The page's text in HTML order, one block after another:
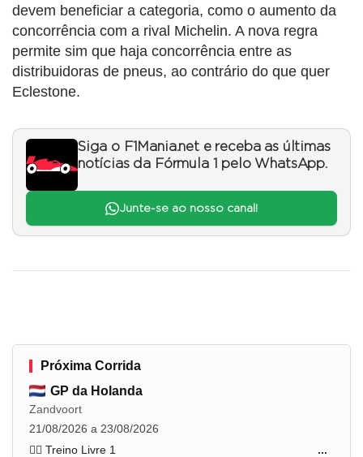
devem beneficiar a categoria, como o aumento da
concorrência com a rival Michelin. A nova regra
permite sim que haja concorrência entre as
distribuidoras de pneus, ao contrário do que quer
Eclestone.
Siga o F1Mania.net e receba as últimas
notícias da Fórmula 1 pelo WhatsApp.
Junte-se ao nosso canal!
Próxima Corrida
GP da Holanda
Zandvoort
21/08/2026 a 23/08/2026
🏋️‍♂️ Treino Livre 1
...